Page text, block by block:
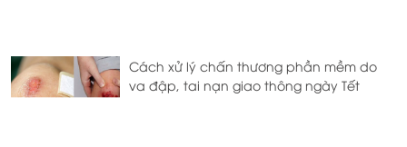
Cách xử lý chấn thương phần mềm do
va đập, tai nạn giao thông ngày Tết